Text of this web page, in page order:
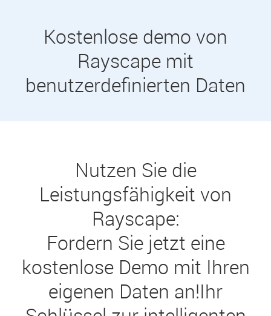
Kostenlose demo von
Rayscape mit
benutzerdefinierten Daten
Nutzen Sie die
Leistungsfähigkeit von
Rayscape:
Fordern Sie jetzt eine
kostenlose Demo mit Ihren
eigenen Daten an!Ihr